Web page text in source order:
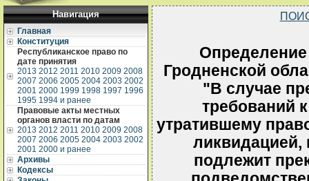
Навигация
Главная
Конституция
Республиканское право по
дате принятия
2013 2012 2011 2010 2009 2008
2007 2006 2005 2004 2003 2002
2001 2000 1999 1998 1997 1996
1995 1994 и ранее
Правовые акты местных
органов власти по датам
2013 2012 2011 2010 2009 2008
2007 2006 2005 2004 2003 2002
2001 2000 и ранее
Архивы
Кодексы
Определение
Гродненской
"В случае
требований
утратившему
ликвидацией,
подлежит